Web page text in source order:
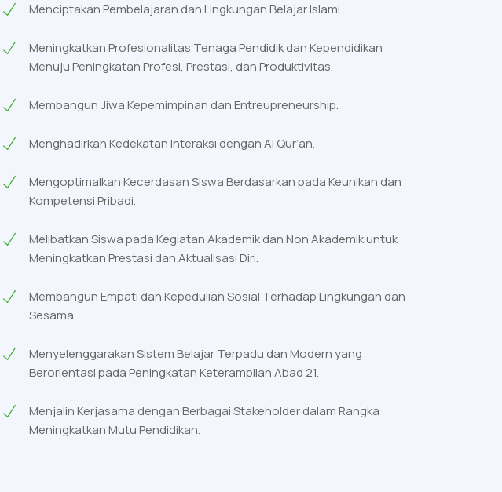
Menciptakan Pembelajaran dan Lingkungan Belajar Islami.
Meningkatkan Profesionalitas Tenaga Pendidik dan Kependidikan
Menuju Peningkatan Profesi, Prestasi, dan Produktivitas.
Membangun Jiwa Kepemimpinan dan Entreupreneurship.
Menghadirkan Kedekatan Interaksi dengan Al Qur’an.
Mengoptimalkan Kecerdasan Siswa Berdasarkan pada Keunikan dan
Kompetensi Pribadi.
Melibatkan Siswa pada Kegiatan Akademik dan Non Akademik untuk
Meningkatkan Prestasi dan Aktualisasi Diri.
Membangun Empati dan Kepedulian Sosial Terhadap Lingkungan dan
Sesama.
Menyelenggarakan Sistem Belajar Terpadu dan Modern yang
Berorientasi pada Peningkatan Keterampilan Abad 21.
Menjalin Kerjasama dengan Berbagai Stakeholder dalam Rangka
Meningkatkan Mutu Pendidikan.